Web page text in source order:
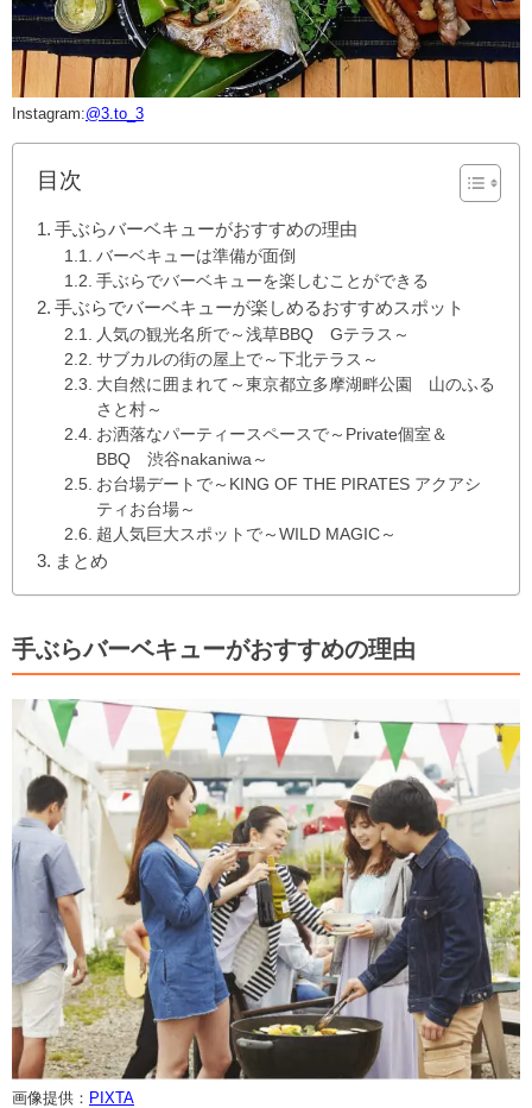
Instagram:@3.to_3
目次
手ぶらバーベキューがおすすめの理由
バーベキューは準備が面倒
手ぶらでバーベキューを楽しむことができる
手ぶらでバーベキューが楽しめるおすすめスポット
人気の観光名所で～浅草BBQ Gテラス～
サブカルの街の屋上で～下北テラス～
大自然に囲まれて～東京都立多摩湖畔公園 山のふる
さと村～
お洒落なパーティースペースで～Private個室＆
BBQ 渋谷nakaniwa～
お台場デートで～KING OF THE PIRATES アクアシ
ティお台場～
超人気巨大スポットで～WILD MAGIC～
まとめ
手ぶらバーベキューがおすすめの理由
画像提供： PIXTA